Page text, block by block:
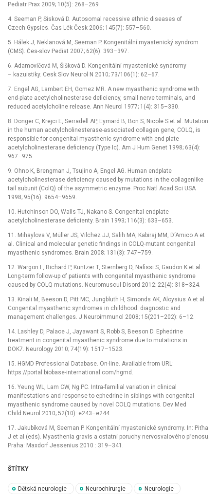
Pediatr Prax 2009; 10(5): 268–269
4. Seeman P, Sisková D. Autosomal recessive ethnic diseases of
Czech Gypsies. Čas Lék Česk 2006; 145(7): 557–560.
5. Hálek J, Neklanová M, Seeman P. Kongenitální myastenický syndrom
(CMS). Čes-slov Pediat 2007; 62(6): 393–397.
6. Adamovičová M, Šišková D. Kongenitální myastenické syndromy
–⁠ kazuistiky. Cesk Slov Neurol N 2010; 73/106(1): 62–67.
7. Engel AG, Lambert EH, Gomez MR. A new myasthenic syndrome with
end-plate acetylcholinesterase deficiency, small nerve terminals, and
reduced acetylcholine release. Ann Neurol 1977; 1(4): 315–330.
8. Donger C, Krejci E, Serradell AP, Eymard B, Bon S, Nicole S et al. Mutation
in the human acetylcholinesterase-associated collagen gene, COLQ, is
res­ponsible for congenital myasthenic syndrome with end-plate
acetylcholinesterase deficiency (Type Ic). Am J Hum Genet 1998; 63(4):
967–975.
9. Ohno K, Brengman J, Tsujino A, Engel AG. Human endplate
acetylcholinesterase deficiency caused by mutations in the collagenlike
tail subunit (ColQ) of the asymmetric enzyme. Proc Natl Acad Sci USA
1998; 95(16): 9654–9659.
10. Hutchinson DO, Walls TJ, Nakano S. Congenital endplate
acetylcholinesterase deficienty. Brain 1993; 116(3): 633–653.
11. Mihaylova V, Müller JS, Vilchez JJ, Salih MA, Kabiraj MM, D‘Amico A et
al. Clinical and molecular genetic findings in COLQ-mutant congenital
myasthenic syndromes. Brain 2008; 131(3): 747–759.
12. Wargon I , Richard P, Kuntzer T, Sternberg D, Nafissi S, Gaudon K et al.
Long-term follow-up of pa­tients with congenital myasthenic syndrome
caused by COLQ mutations. Neuromuscul Disord 2012; 22(4): 318–324.
13. Kinali M, Beeson D, Pitt MC, Jungbluth H, Simonds AK, Aloysius A et al.
Congenital myasthenic syndromes in childhood: diagnostic and
management challenges. J Neuroimmunol 2008; 15(201–202): 6–12.
14. Lashley D, Palace J, Jayawant S, Robb S, Beeson D. Ephedrine
treatment in congenital myasthenic syndrome due to mutations in
DOK7. Neurology 2010; 74(19): 1517–1523.
15. HGMD Professional Database. On-line. Available from URL:
https://portal.biobase-international.com/hgmd.
16. Yeung WL, Lam CW, Ng PC. Intra-familial variation in clinical
manifestations and response to ephedrine in siblings with congenital
myasthenic syndrome caused by novel COLQ mutations. Dev Med
Child Neurol 2010; 52(10): e243–e244.
17. Jakubíková M, Seeman P. Kongenitální myastenické syndromy. In: Piťha
J et al (eds). Myasthenia gravis a ostatní poruchy nervosvalového přenosu.
Praha: Maxdorf Jessenius 2010 : 319–341.
ŠTÍTKY
Dětská neurologie Neurochirurgie Neurologie